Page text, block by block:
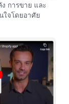
การขาย และ
ใจโดยอาศัย